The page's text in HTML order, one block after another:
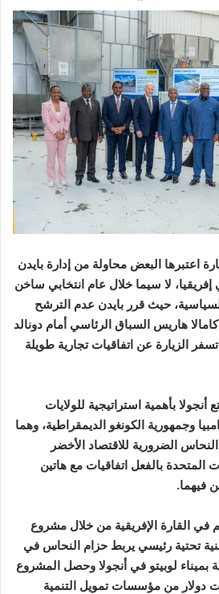
اعتبرها البعض محاولة من إدارة بايدن
لا سيما خلال عام انتخابي ساخن
حيث قرر بايدن عدم الترشح
هاريس السباق الرئاسي أمام دونالد
الزيارة عن اتفاقيات تجارية طويلة
أنجولا بأهمية استراتيجية للولايات
وجمهورية الكونغو الديمقراطية، وهما
الضرورية للاقتصاد الأخضر
المتحدة بالفعل اتفاقيات مع هاتين
فيهما.
في القارة الإفريقية من خلال مشروع
تحتية رئيسي يربط حزام النحاس في
بميناء لوبيتو في أنجولا وحصل المشروع
بقيمة 3 مليارات دولار من مؤسسات تمويل التنمية